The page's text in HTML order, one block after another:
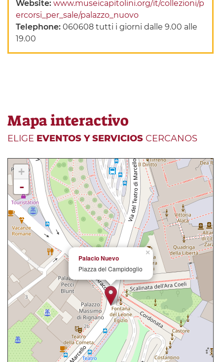
Website:www.museicapitolini.org/it/collezioni/p
ercorsi_per_sale/palazzo_nuovo
Telephone:060608 tutti i giorni dalle 9.00 alle
19.00
Mapa interactivo
ELIGE EVENTOS Y SERVICIOS CERCANOS
×
Palacio Nuevo
Piazza del Campidoglio
+
-